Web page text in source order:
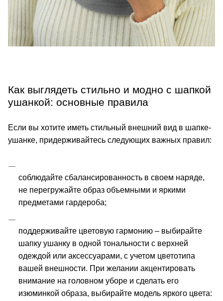
Как выглядеть стильно и модно с шапкой
ушанкой: основные правила
Если вы хотите иметь стильный внешний вид в шапке-
ушанке, придерживайтесь следующих важных правил:
соблюдайте сбалансированность в своем наряде,
не перегружайте образ объемными и яркими
предметами гардероба;
поддерживайте цветовую гармонию – выбирайте
шапку ушанку в одной тональности с верхней
одеждой или аксессуарами, с учетом цветотипа
вашей внешности. При желании акцентировать
внимание на головном уборе и сделать его
изюминкой образа, выбирайте модель яркого цвета: